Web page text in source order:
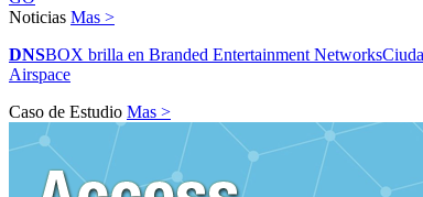
Noticias Mas >
DNSBOX brilla en Branded Entertainment Networks
Airspace
Caso de Estudio Mas >